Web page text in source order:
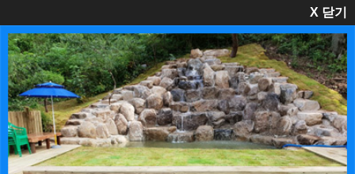
X 닫기
펜션소개 객실안내 스페셜 여행지 예약안내 교통안내